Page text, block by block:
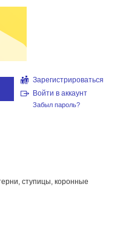
Зарегистрироваться
Войти в аккаунт
Забыл пароль?
ступицы, коронные